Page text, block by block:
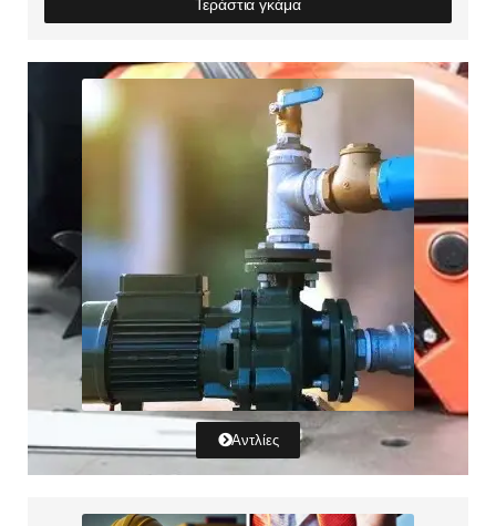
Τεράστια γκάμα
Αντλίες